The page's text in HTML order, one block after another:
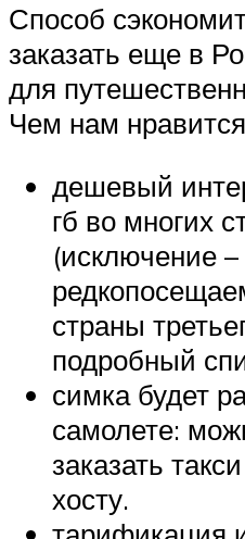
Способ
заказать еще в
для
Чем нам
дешевый
гб во многих
(исключение –
страны
подробный
симка будет
самолете:
заказать
хосту.